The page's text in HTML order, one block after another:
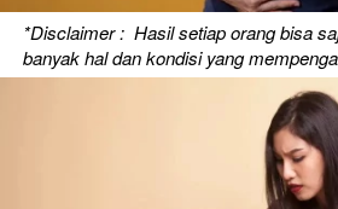
*Disclaimer :  Hasil setiap orang bisa
banyak hal dan kondisi yang